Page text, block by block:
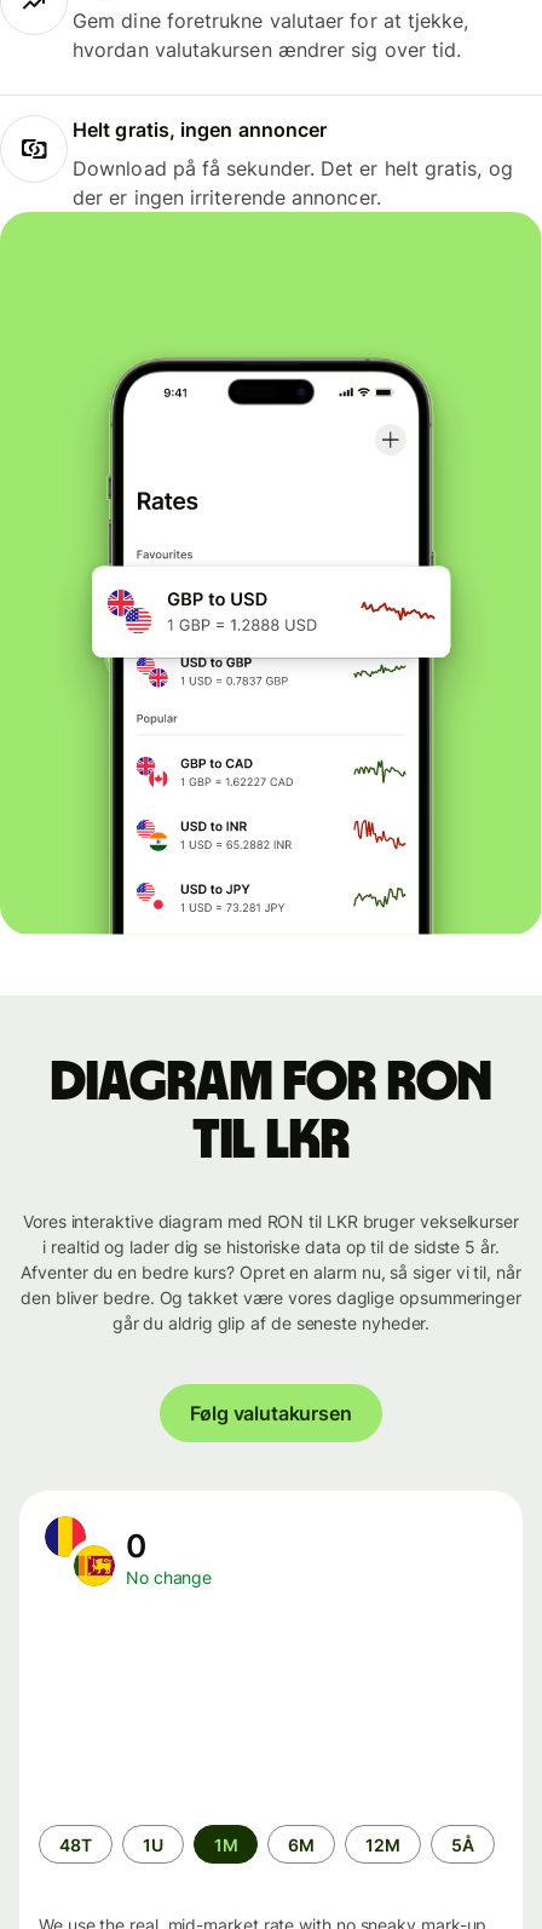
Gem dine foretrukne valutaer for at tjekke,
hvordan valutakursen ændrer sig over tid.
Helt gratis, ingen annoncer
Download på få sekunder. Det er helt gratis, og
der er ingen irriterende annoncer.
Diagram for RON
til LKR
Vores interaktive diagram med RON til LKR bruger vekselkurser
i realtid og lader dig se historiske data op til de sidste 5 år.
Afventer du en bedre kurs? Opret en alarm nu, så siger vi til, når
den bliver bedre. Og takket være vores daglige opsummeringer
går du aldrig glip af de seneste nyheder.
Følg valutakursen
0
No change
Time
period
48T 1U 1M 6M 12M 5Å